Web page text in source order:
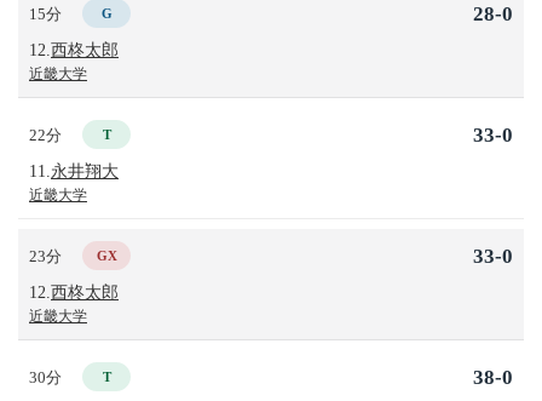
15分 G
12. 西柊太郎
近畿大学
28-0
22分 T
11. 永井翔大
近畿大学
33-0
23分 GX
12. 西柊太郎
近畿大学
33-0
30分 T 38-0